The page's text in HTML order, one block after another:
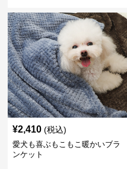
¥2,410 (税込)
愛犬も喜ぶもこもこ暖かいブラ
ンケット